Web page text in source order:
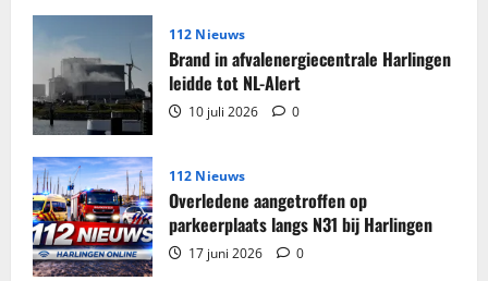
Grote
sigaretten
en
tabak
in
beslag
genomen
in
woning
Harlingen
112 Nieuws
Brand in afvalenergiecentrale Harlingen
leidde tot NL-Alert
10 juli 2026 0
112 Nieuws
Overledene aangetroffen op
parkeerplaats langs N31 bij Harlingen
17 juni 2026 0